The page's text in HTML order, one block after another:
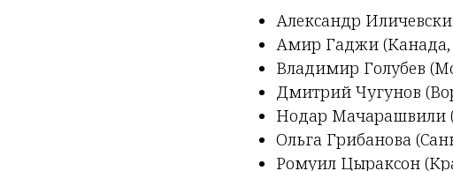
Александр
Амир Гаджи (Канада,
Владимир Голубев
Дмитрий Чугунов
Нодар Мачарашвили
Ольга Грибанова
Ромуил Цыраксон